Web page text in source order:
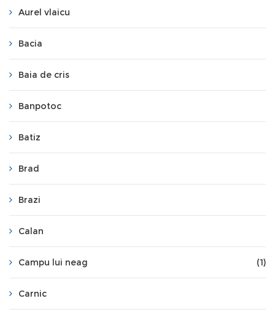
Aurel vlaicu
Bacia
Baia de cris
Banpotoc
Batiz
Brad
Brazi
Calan
Campu lui neag (1)
Carnic